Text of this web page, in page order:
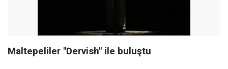
Maltepeliler "Dervish" ile buluştu